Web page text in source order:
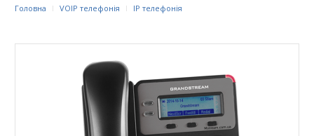
Головна VOIP телефонія IP телефонія